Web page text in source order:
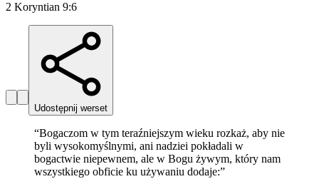
2 Koryntian 9:6
Udostępnij werset
“Bogaczom w tym teraźniejszym wieku rozkaż, aby nie
byli wysokomyślnymi, ani nadziei pokładali w
bogactwie niepewnem, ale w Bogu żywym, który nam
wszystkiego obficie ku używaniu dodaje:”